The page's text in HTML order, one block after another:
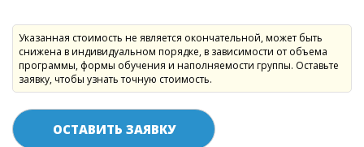
Указанная стоимость не является окончательной, может быть
снижена в индивидуальном порядке, в зависимости от объема
программы, формы обучения и наполняемости группы. Оставьте
заявку, чтобы узнать точную стоимость.
ОСТАВИТЬ ЗАЯВКУ